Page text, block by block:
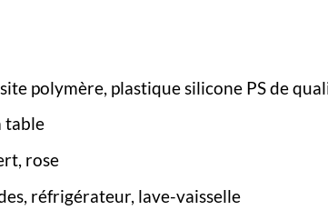
polymère, plastique silicone PS de
table
rose
réfrigérateur, lave-vaisselle